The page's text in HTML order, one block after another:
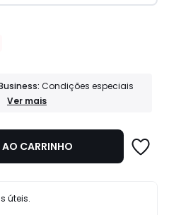
Condições especiais
Profissionais
Condições
e
Ver mais
CARRINHO
úteis.